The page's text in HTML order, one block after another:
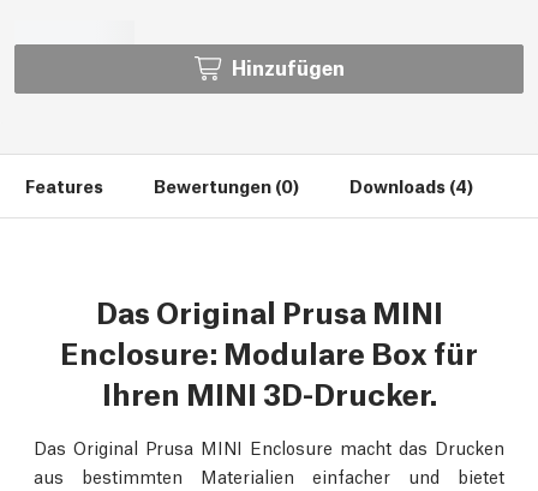
Hinzufügen
Features Bewertungen (0) Downloads (4)
Das Original Prusa MINI
Enclosure: Modulare Box für
Ihren MINI 3D-Drucker.
Das Original Prusa MINI Enclosure macht das Drucken
aus bestimmten Materialien einfacher und bietet